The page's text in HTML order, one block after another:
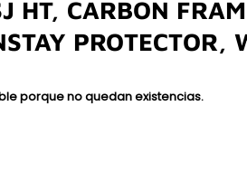
HT, CARBON
PROTECTOR,
porque no quedan existencias.